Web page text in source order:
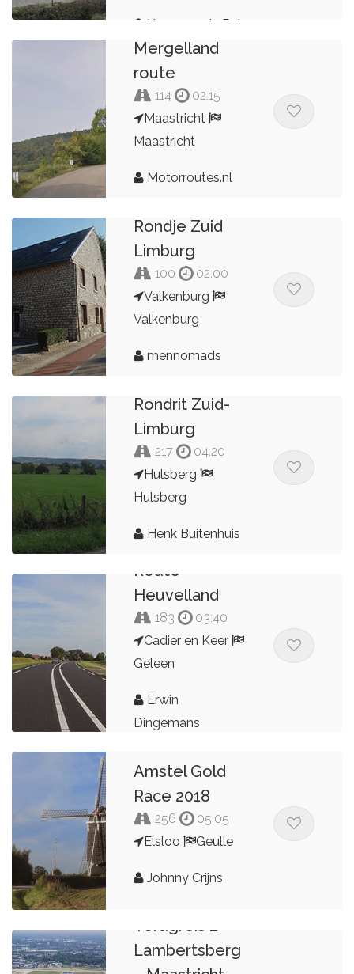
Kees van de Pol
Mergelland
route
114
02:15
Maastricht
Maastricht
Motorroutes.nl
Rondje Zuid
Limburg
100
02:00
Valkenburg
Valkenburg
mennomads
Rondrit Zuid-
Limburg
217
04:20
Hulsberg
Hulsberg
Henk Buitenhuis
Route
Heuvelland
183
03:40
Cadier en Keer
Geleen
Erwin
Dingemans
Amstel Gold
Race 2018
256
05:05
Elsloo
Geulle
Johnny Crijns
Terugreis 2
Lambertsberg